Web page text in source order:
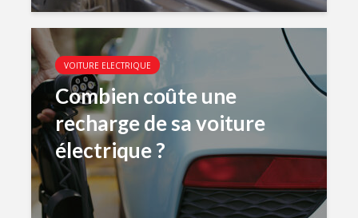
VOITURE ELECTRIQUE
Combien coûte une
recharge de sa voiture
électrique ?